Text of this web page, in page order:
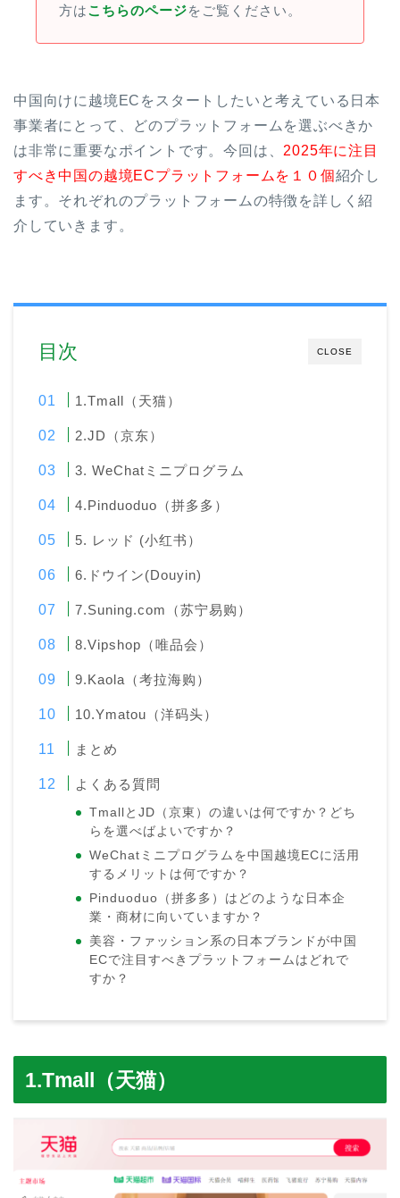
方はこちらのページをご覧ください。
中国向けに越境ECをスタートしたいと考えている日本
事業者にとって、どのプラットフォームを選ぶべきか
は非常に重要なポイントです。今回は、 2025年に注目
すべき中国の越境ECプラットフォームを１０個紹介し
ます。それぞれのプラットフォームの特徴を詳しく紹
介していきます。
CLOSE
目次
1.Tmall（天猫）
2.JD（京东）
3. WeChatミニプログラム
4.Pinduoduo（拼多多）
5. レッド (小红书）
6.ドウイン(Douyin)
7.Suning.com（苏宁易购）
8.Vipshop（唯品会）
9.Kaola（考拉海购）
10.Ymatou（洋码头）
まとめ
よくある質問
TmallとJD（京東）の違いは何ですか？どち
らを選べばよいですか？
WeChatミニプログラムを中国越境ECに活用
するメリットは何ですか？
Pinduoduo（拼多多）はどのような日本企
業・商材に向いていますか？
美容・ファッション系の日本ブランドが中国
ECで注目すべきプラットフォームはどれで
すか？
1.Tmall（天猫）